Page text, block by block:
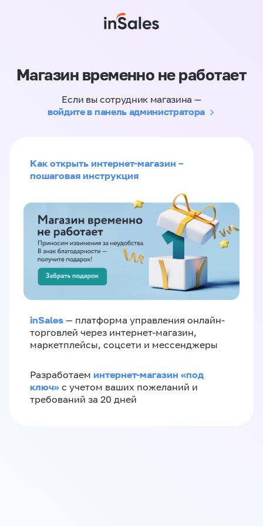
Магазин временно не работает
Если вы сотрудник магазина —
войдите в панель администратора
Как открыть интернет-магазин –
пошаговая инструкция
inSales — платформа управления онлайн-
торговлей через интернет-магазин,
маркетплейсы, соцсети и мессенджеры
Разработаем интернет-магазин «‎под
ключ»‎ с учетом ваших пожеланий и
требований за 20 дней